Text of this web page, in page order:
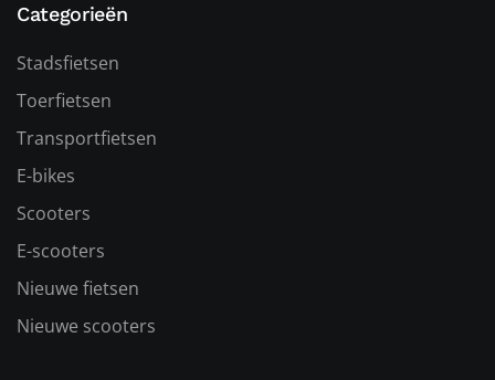
Categorieën
Stadsfietsen
Toerfietsen
Transportfietsen
E-bikes
Scooters
E-scooters
Nieuwe fietsen
Nieuwe scooters